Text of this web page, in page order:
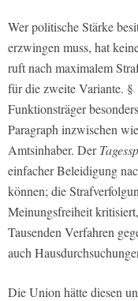
Wer politische Stärke
erzwingen muss, hat
ruft nach maximalem
für die zweite Variante.
Funktionsträger
Paragraph inzwischen
Amtsinhaber. Der
einfacher Beleidigung
können; die
Meinungsfreiheit
Tausenden Verfahren
auch
Die Union hätte diesen